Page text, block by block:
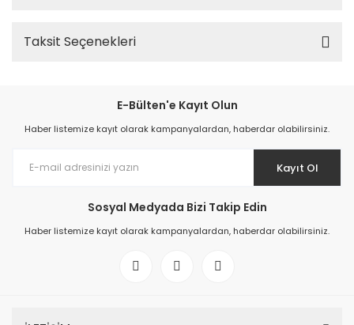
Taksit Seçenekleri
E-Bülten'e Kayıt Olun
Haber listemize kayıt olarak kampanyalardan, haberdar olabilirsiniz.
Kayıt Ol
Sosyal Medyada Bizi Takip Edin
Haber listemize kayıt olarak kampanyalardan, haberdar olabilirsiniz.